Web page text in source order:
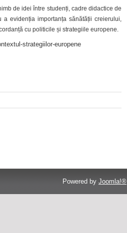
de idei între studenți, cadre didactice de
a evidenția importanța sănătății creierului,
cu politicile și strategiile europene.
strategiilor-europene
Powered by Joomla!®